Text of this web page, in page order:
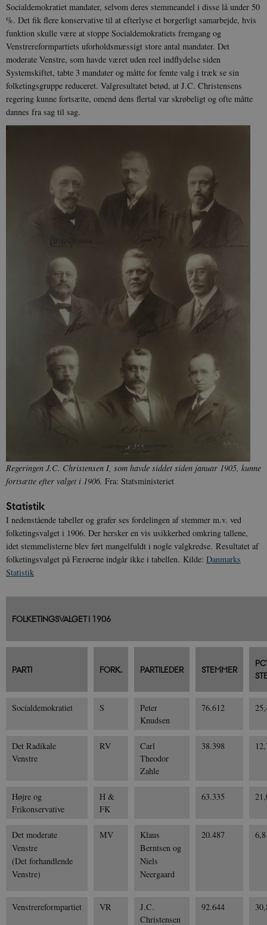
Socialdemokratiet mandater, selvom deres stemmeandel i disse lå under 50
%. Det fik flere konservative til at efterlyse et borgerligt samarbejde, hvis
funktion skulle være at stoppe Socialdemokratiets fremgang og
Venstrereformpartiets uforholdsmæssigt store antal mandater. Det
moderate Venstre, som havde været uden reel indflydelse siden
Systemskiftet, tabte 3 mandater og måtte for femte valg i træk se sin
folketingsgruppe reduceret. Valgresultatet betød, at J.C. Christensens
regering kunne fortsætte, omend dens flertal var skrøbeligt og ofte måtte
dannes fra sag til sag.
Regeringen J.C. Christensen I, som havde siddet siden januar 1905, kunne
fortsætte efter valget i 1906. Fra: Statsministeriet
Statistik
I nedenstående tabeller og grafer ses fordelingen af stemmer m.v. ved
folketingsvalget i 1906. Der hersker en vis usikkerhed omkring tallene,
idet stemmelisterne blev ført mangelfuldt i nogle valgkredse. Resultatet af
folketingsvalget på Færøerne indgår ikke i tabellen. Kilde: Danmarks
Statistik
FOLKETINGSVALGET I 1906
PARTI FORK. PARTILEDER STEMMER
Socialdemokratiet S
Peter
Knudsen
76.612
Det Radikale
Venstre
RV
Carl
Theodor
Zahle
38.398
Højre og
Frikonservative
H &
FK
63.335
Det moderate
Venstre
(Det forhandlende
Venstre)
MV
Klaus
Berntsen og
Niels
Neergaard
20.487
Venstrereformpartiet VR
J.C.
Christensen
92.644